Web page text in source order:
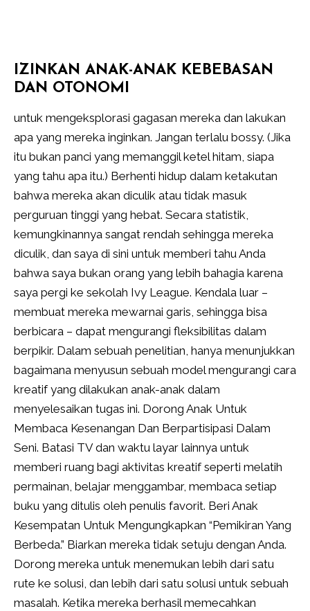
IZINKAN ANAK-ANAK KEBEBASAN
DAN OTONOMI
untuk mengeksplorasi gagasan mereka dan lakukan
apa yang mereka inginkan. Jangan terlalu bossy. (Jika
itu bukan panci yang memanggil ketel hitam, siapa
yang tahu apa itu.) Berhenti hidup dalam ketakutan
bahwa mereka akan diculik atau tidak masuk
perguruan tinggi yang hebat. Secara statistik,
kemungkinannya sangat rendah sehingga mereka
diculik, dan saya di sini untuk memberi tahu Anda
bahwa saya bukan orang yang lebih bahagia karena
saya pergi ke sekolah Ivy League. Kendala luar –
membuat mereka mewarnai garis, sehingga bisa
berbicara – dapat mengurangi fleksibilitas dalam
berpikir. Dalam sebuah penelitian, hanya menunjukkan
bagaimana menyusun sebuah model mengurangi cara
kreatif yang dilakukan anak-anak dalam
menyelesaikan tugas ini. Dorong Anak Untuk
Membaca Kesenangan Dan Berpartisipasi Dalam
Seni. Batasi TV dan waktu layar lainnya untuk
memberi ruang bagi aktivitas kreatif seperti melatih
permainan, belajar menggambar, membaca setiap
buku yang ditulis oleh penulis favorit. Beri Anak
Kesempatan Untuk Mengungkapkan “Pemikiran Yang
Berbeda.” Biarkan mereka tidak setuju dengan Anda.
Dorong mereka untuk menemukan lebih dari satu
rute ke solusi, dan lebih dari satu solusi untuk sebuah
masalah. Ketika mereka berhasil memecahkan